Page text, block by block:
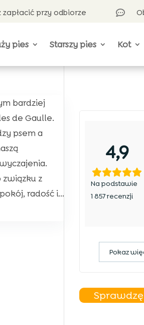
zapłacić przy odbiorze 
pies Starszy pies Kot
bardziej
de Gaulle.
psem a
z
radość i...
4,9
Na podstawie
1 857 recenzji
Pokaz